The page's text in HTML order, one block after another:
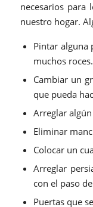
necesarios para
nuestro hogar.
Pintar alguna
muchos roces.
Cambiar un
que pueda
Arreglar
Eliminar
Colocar un
Arreglar
con el paso
Puertas que